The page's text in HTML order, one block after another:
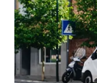
르
세
요.